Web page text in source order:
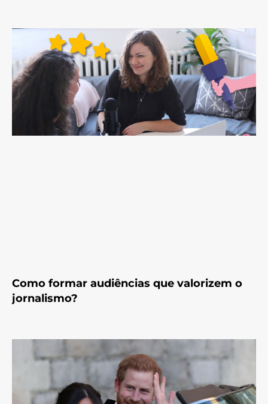
Como formar audiências que valorizem o
jornalismo?